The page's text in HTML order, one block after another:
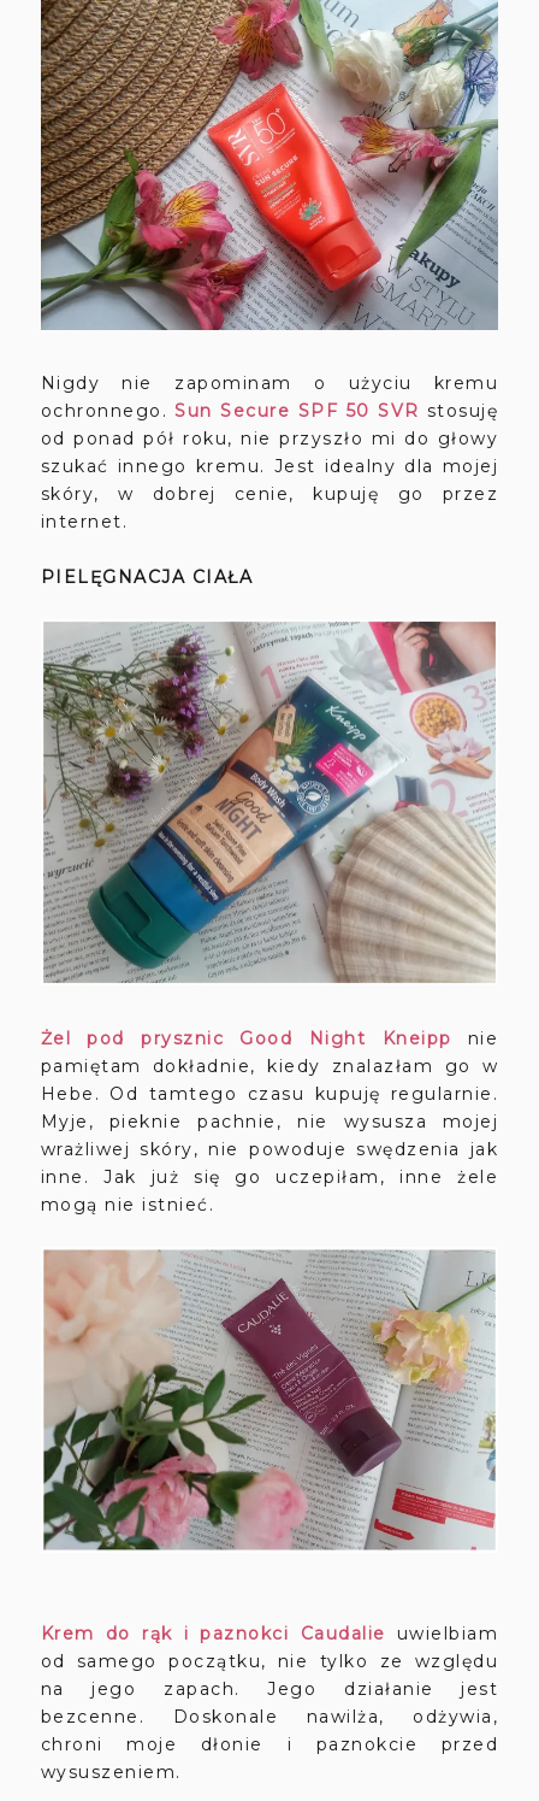
Nigdy nie zapominam o użyciu kremu
ochronnego.Sun Secure SPF 50 SVR stosuję
od ponad pół roku, nie przyszło mi do głowy
szukać innego kremu. Jest idealny dla mojej
skóry, w dobrej cenie, kupuję go przez
internet.
PIELĘGNACJA CIAŁA
Żel pod prysznic Good Night Kneipp nie
pamiętam dokładnie, kiedy znalazłam go w
Hebe. Od tamtego czasu kupuję regularnie.
Myje, pieknie pachnie, nie wysusza mojej
wrażliwej skóry, nie powoduje swędzenia jak
inne. Jak już się go uczepiłam, inne żele
mogą nie istnieć.
Krem do rąk i paznokci Caudalie uwielbiam
od samego początku, nie tylko ze względu
na jego zapach. Jego działanie jest
bezcenne. Doskonale nawilża, odżywia,
chroni moje dłonie i paznokcie przed
wysuszeniem.